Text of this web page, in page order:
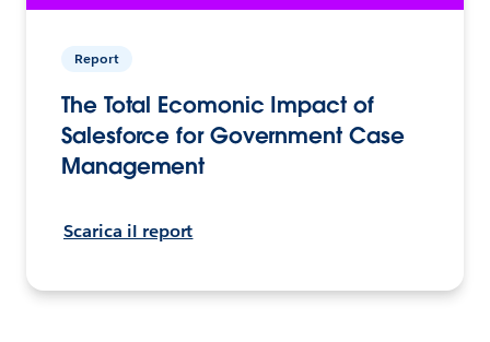
Report
The Total Ecomonic Impact of
Salesforce for Government Case
Management
Scarica il report